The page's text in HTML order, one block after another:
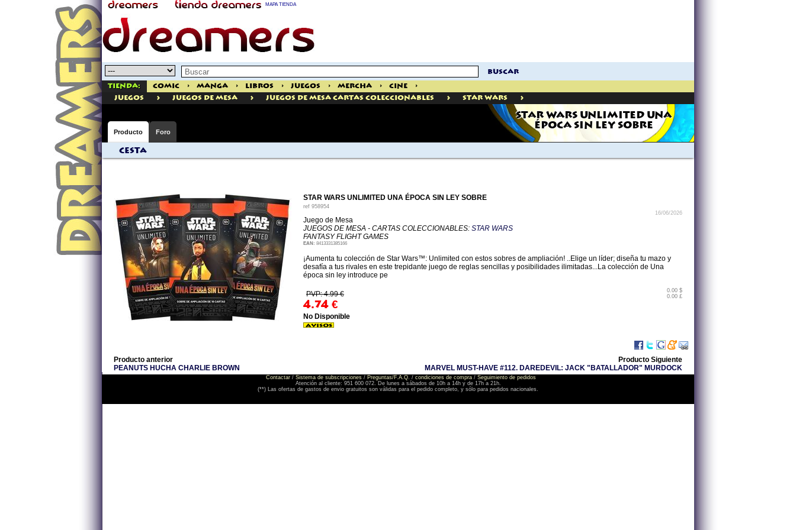
MAPA TIENDA
buscar
Tienda: Comic > Manga > Libros > Juegos > Mercha > Cine
>
juegos
> Juegos de Mesa > Juegos De Mesa Cartas Coleccionables > Star Wars >
STAR WARS UNLIMITED UNA
ÉPOCA SIN LEY SOBRE
Producto Foro
Cesta
STAR WARS UNLIMITED UNA ÉPOCA SIN LEY SOBRE
ref 958954
16/06/2026
Juego de Mesa
JUEGOS DE MESA - CARTAS COLECCIONABLES: STAR WARS
FANTASY FLIGHT GAMES
EAN: 8413331385166
¡Aumenta tu colección de Star Wars™: Unlimited con estos sobres de ampliación! ..Elige un líder; diseña tu mazo y
desafía a tus rivales en este trepidante juego de reglas sencillas y posibilidades ilimitadas...La colección de Una
época sin ley introduce pe
PVP: 4.99 €
4.74 €
0.00 $
0.00 £
No Disponible
Producto anterior
PEANUTS HUCHA CHARLIE BROWN
Producto Siguiente
MARVEL MUST-HAVE #112. DAREDEVIL: JACK "BATALLADOR" MURDOCK
Contactar / Sistema de subscripciones / Preguntas/F.A.Q. / condiciones de compra / Seguimiento de pedidos
Atención al cliente: 951 600 072. De lunes a sábados de 10h a 14h y de 17h a 21h.
(**) Las ofertas de gastos de envio gratuitos son válidas para el pedido completo, y sólo para pedidos nacionales.